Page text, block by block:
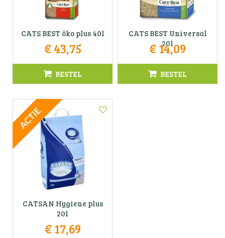
CATS BEST öko plus 40l
€ 43,75
BESTEL
CATS BEST Universal
20l
€ 14,09
BESTEL
CATSAN Hygiene plus
20l
€ 17,69